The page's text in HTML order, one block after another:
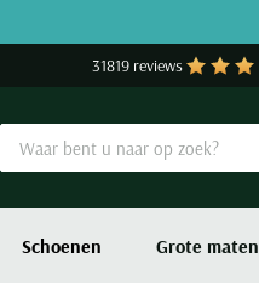
31819 reviews
Schoenen Grote maten